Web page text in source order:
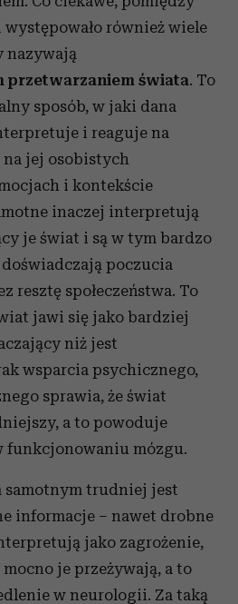
również wiele
nazywają
świata. To
sposób, w jaki dana
i reaguje na
jej osobistych
i kontekście
inaczej interpretują
je świat i są w tym bardzo
poczucia
resztę społeczeństwa. To
jawi się jako bardziej
niż jest
wsparcia psychicznego,
sprawia, że świat
a to powoduje
funkcjonowaniu mózgu.
samotnym trudniej jest
informacje – nawet drobne
jako zagrożenie,
je przeżywają, a to
w neurologii. Za taką